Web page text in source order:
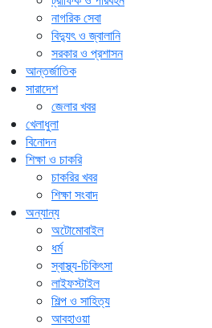
নাগরিক সেবা
বিদ্যুৎ ও জ্বালানি
সরকার ও প্রশাসন
আন্তর্জাতিক
সারাদেশ
জেলার খবর
খেলাধুলা
বিনোদন
শিক্ষা ও চাকরি
চাকরির খবর
শিক্ষা সংবাদ
অন্যান্য
অটোমোবাইল
ধর্ম
স্বাস্থ্য-চিকিৎসা
লাইফস্টাইল
শিল্প ও সাহিত্য
আবহাওয়া